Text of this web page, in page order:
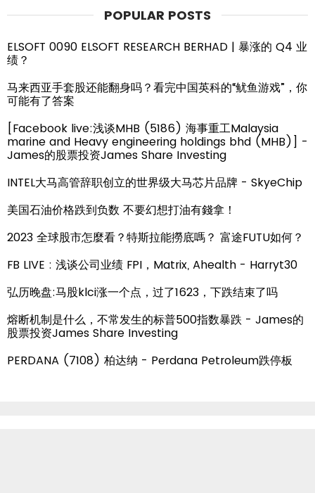
POPULAR POSTS
ELSOFT 0090 ELSOFT RESEARCH BERHAD | 暴涨的 Q4 业
绩？
马来西亚手套股还能翻身吗？看完中国英科的“鱿鱼游戏”，你
可能有了答案
[Facebook live:浅谈MHB (5186) 海事重工Malaysia
marine and Heavy engineering holdings bhd (MHB)] -
James的股票投资James Share Investing
INTEL大马高管辞职创立的世界级大马芯片品牌 - SkyeChip
美国石油价格跌到负数 不要幻想打油有錢拿！
2023 全球股市怎麼看？特斯拉能撈底嗎？ 富途FUTU如何？
FB LIVE : 浅谈公司业绩 FPI，Matrix, Ahealth - Harryt30
弘历晚盘:马股klci涨一个点，过了1623，下跌结束了吗
熔断机制是什么，不常发生的标普500指数暴跌 - James的
股票投资James Share Investing
PERDANA (7108) 柏达纳 - Perdana Petroleum跌停板